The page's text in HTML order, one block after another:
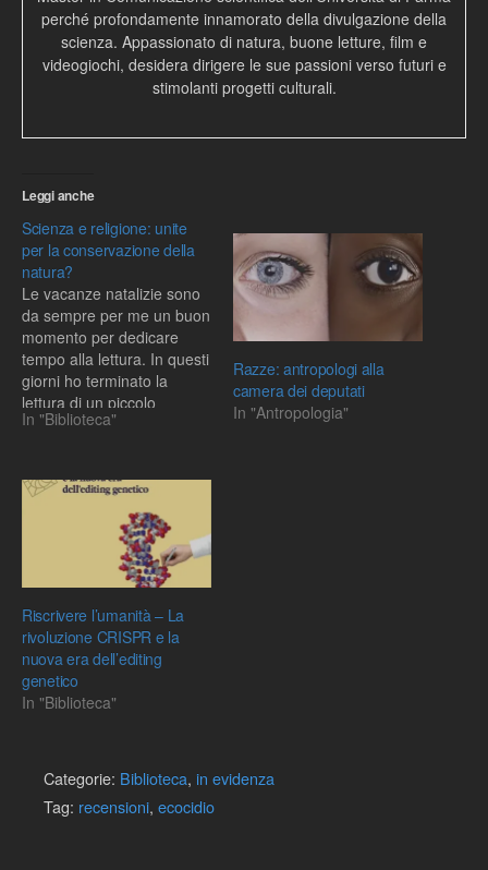
perché profondamente innamorato della divulgazione della
scienza. Appassionato di natura, buone letture, film e
videogiochi, desidera dirigere le sue passioni verso futuri e
stimolanti progetti culturali.
Leggi anche
Scienza e religione: unite
per la conservazione della
natura?
Le vacanze natalizie sono
da sempre per me un buon
momento per dedicare
tempo alla lettura. In questi
giorni ho terminato la
lettura di un piccolo
volumetto intitolato “La
O. Wilson, celeberrimo
entomologo ed autore di
quel libro formidabile che è
In "Biblioteca"
Razze: antropologi alla
camera dei deputati
In "Antropologia"
Riscrivere l’umanità – La
rivoluzione CRISPR e la
nuova era dell’editing
genetico
In "Biblioteca"
Categorie: Biblioteca, in evidenza
Tag: recensioni, ecocidio